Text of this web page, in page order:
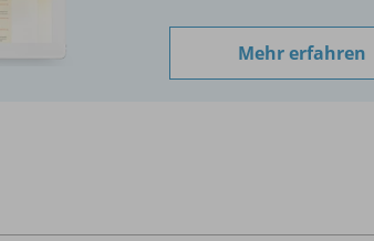
Mehr erfahren